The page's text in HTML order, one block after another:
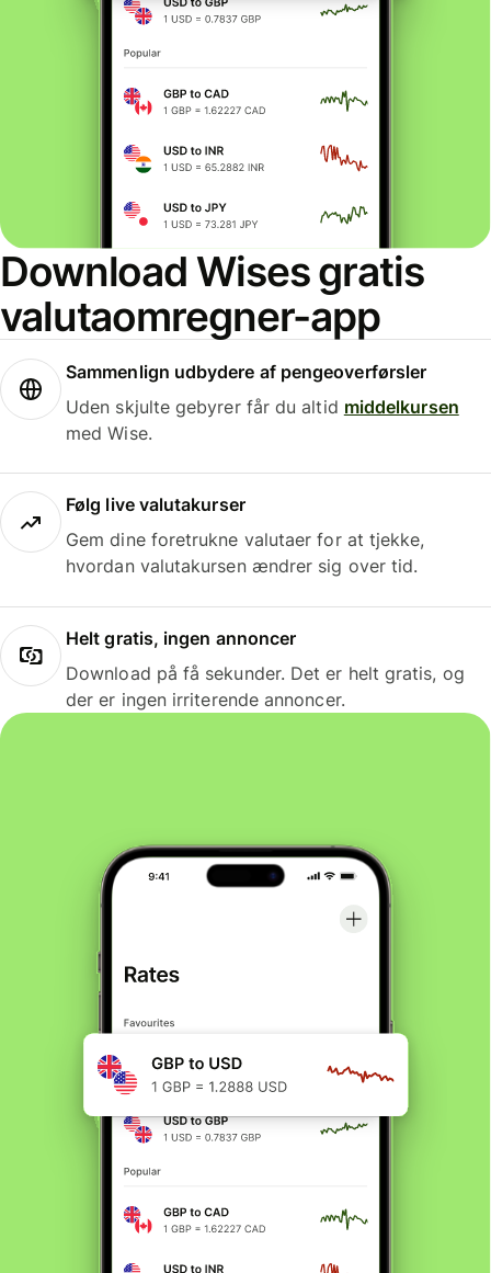
Download Wises gratis
valutaomregner-app
Sammenlign udbydere af pengeoverførsler
Uden skjulte gebyrer får du altid middelkursen
med Wise.
Følg live valutakurser
Gem dine foretrukne valutaer for at tjekke,
hvordan valutakursen ændrer sig over tid.
Helt gratis, ingen annoncer
Download på få sekunder. Det er helt gratis, og
der er ingen irriterende annoncer.